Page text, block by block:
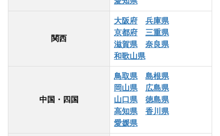
関西
大阪府
兵庫県
京都府
三重県
滋賀県
奈良県
和歌山県
中国・四国
鳥取県
島根県
岡山県
広島県
山口県
徳島県
高知県
香川県
愛媛県